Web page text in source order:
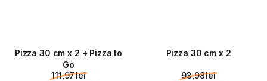
Pizza 30 cm x 2 + Pizza to
Go
111,97 lei
Pizza 30 cm x 2
93,98 lei